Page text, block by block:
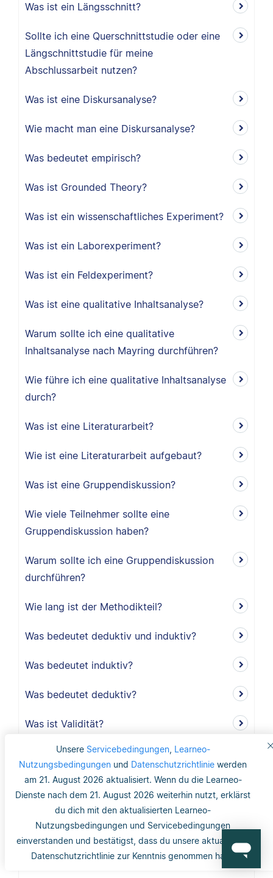
Unsere Servicebedingungen, Learneo-
Nutzungsbedingungen und Datenschutzrichtlinie werden
am 21. August 2026 aktualisiert. Wenn du die Learneo-
Dienste nach dem 21. August 2026 weiterhin nutzt, erklärst
du dich mit den aktualisierten Learneo-
Nutzungsbedingungen und Servicebedingungen
einverstanden und bestätigst, dass du unsere aktualisierte
Datenschutzrichtlinie zur Kenntnis genommen hast.
Was ist ein Längsschnitt?
Sollte ich eine Querschnittstudie oder eine
Längschnittstudie für meine
Abschlussarbeit nutzen?
Was ist eine Diskursanalyse?
Wie macht man eine Diskursanalyse?
Was bedeutet empirisch?
Was ist Grounded Theory?
Was ist ein wissenschaftliches Experiment?
Was ist ein Laborexperiment?
Was ist ein Feldexperiment?
Was ist eine qualitative Inhaltsanalyse?
Warum sollte ich eine qualitative
Inhaltsanalyse nach Mayring durchführen?
Wie führe ich eine qualitative Inhaltsanalyse
durch?
Was ist eine Literaturarbeit?
Wie ist eine Literaturarbeit aufgebaut?
Was ist eine Gruppendiskussion?
Wie viele Teilnehmer sollte eine
Gruppendiskussion haben?
Warum sollte ich eine Gruppendiskussion
durchführen?
Wie lang ist der Methodikteil?
Was bedeutet deduktiv und induktiv?
Was bedeutet induktiv?
Was bedeutet deduktiv?
Was ist Validität?
Was ist interne Validität?
Was versteht man unter Validität?
Was ist die Reliabilität?
Was ist mit dem Gütekriterium der
Objektivität gemeint?